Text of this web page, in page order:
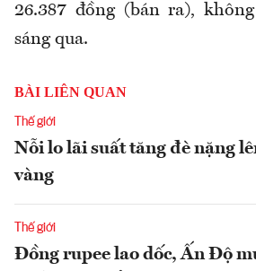
26.387 đồng (bán ra),
sáng qua.
BÀI LIÊN QUAN
Thế giới
Nỗi lo lãi suất tăng đè nặng
vàng
Thế giới
Đồng rupee lao dốc, Ấn Độ